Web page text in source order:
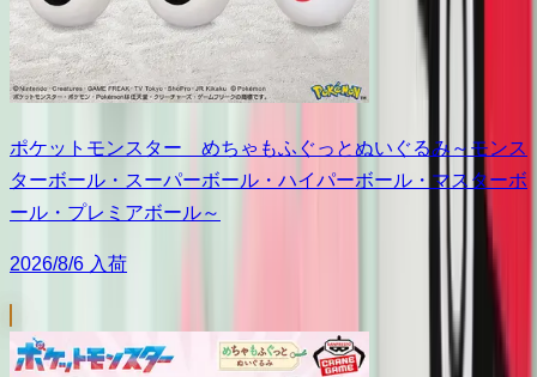
ポケットモンスター めちゃもふぐっとぬいぐるみ～モンス
ターボール・スーパーボール・ハイパーボール・マスターボ
ール・プレミアボール～
2026/8/6 入荷